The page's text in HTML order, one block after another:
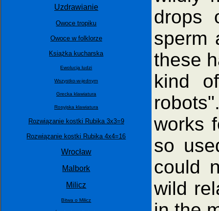
Uzdrawianie
Owoce tropiku
Owoce w folklorze
Książka kucharska
Ewolucja ludzi
Wszystko-w-jednym
Grecka klawiatura
Rosyjska klawiatura
Rozwiązanie kostki Rubika 3x3=9
Rozwiązanie kostki Rubika 4x4=16
Wrocław
Malbork
Milicz
Bitwa o Milicz
drops
sperm
these
kind
works
so
could
wild